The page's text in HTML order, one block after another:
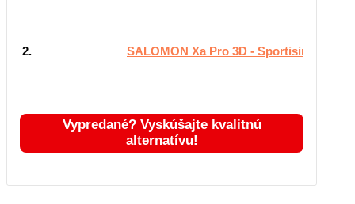
2. SALOMON Xa Pro 3D - Sportisimo.sk
Vypredané? Vyskúšajte kvalitnú
alternatívu!